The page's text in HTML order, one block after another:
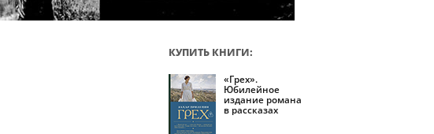
КУПИТЬ КНИГИ:
«Грех».
Юбилейное
издание романа
в рассказах